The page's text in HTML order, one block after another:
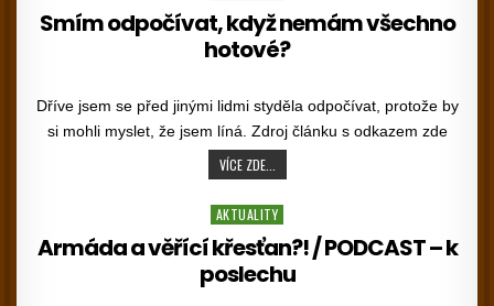
Smím odpočívat, když nemám všechno
hotové?
Dříve jsem se před jinými lidmi styděla odpočívat, protože by
si mohli myslet, že jsem líná. Zdroj článku s odkazem zde
VÍCE ZDE...
Posted in
AKTUALITY
Armáda a věřící křesťan?! / PODCAST – k
poslechu